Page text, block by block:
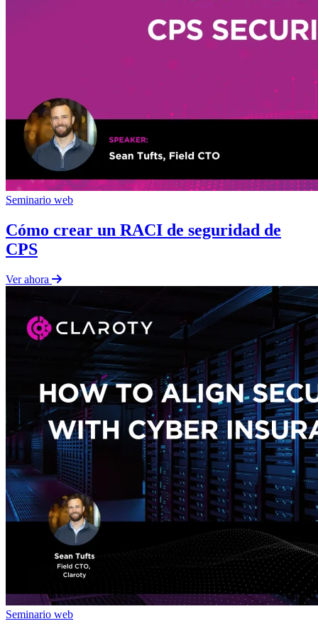
Seminario web
Cómo crear un RACI de seguridad de
CPS
Ver ahora
Seminario web